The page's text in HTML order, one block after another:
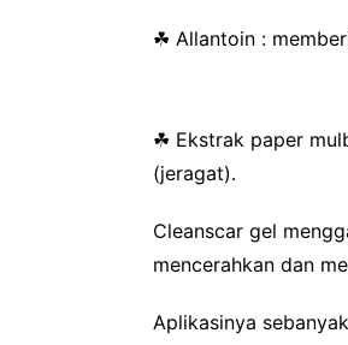
☘ Allantoin :
☘ Ekstrak paper
(jeragat).
Cleanscar gel
mencerahkan dan
Aplikasinya